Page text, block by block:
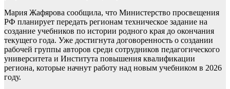
Мария Жафярова сообщила, что Министерство просвещения
РФ планирует передать регионам техническое задание на
создание учебников по истории родного края до окончания
текущего года. Уже достигнута договоренность о создании
рабочей группы авторов среди сотрудников педагогического
университета и Института повышения квалификации
региона, которые начнут работу над новым учебником в 2026
году.